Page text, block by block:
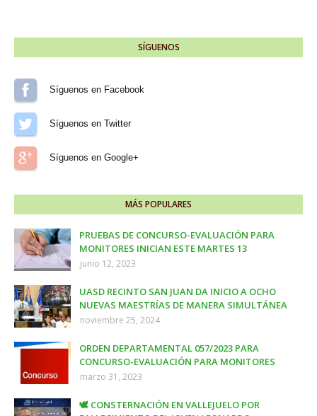
SÍGUENOS
Síguenos en Facebook
Síguenos en Twitter
Síguenos en Google+
MÁS POPULARES
PRUEBAS DE CONCURSO-EVALUACIÓN PARA
MONITORES INICIAN ESTE MARTES 13
junio 12, 2023
UASD RECINTO SAN JUAN DA INICIO A OCHO
NUEVAS MAESTRÍAS DE MANERA SIMULTÁNEA
noviembre 25, 2024
ORDEN DEPARTAMENTAL 057/2023 PARA
CONCURSO-EVALUACIÓN PARA MONITORES
marzo 31, 2023
🕊️ CONSTERNACIÓN EN VALLEJUELO POR